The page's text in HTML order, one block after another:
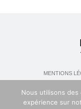
MENTIONS
Nous utilisons des
expérience sur